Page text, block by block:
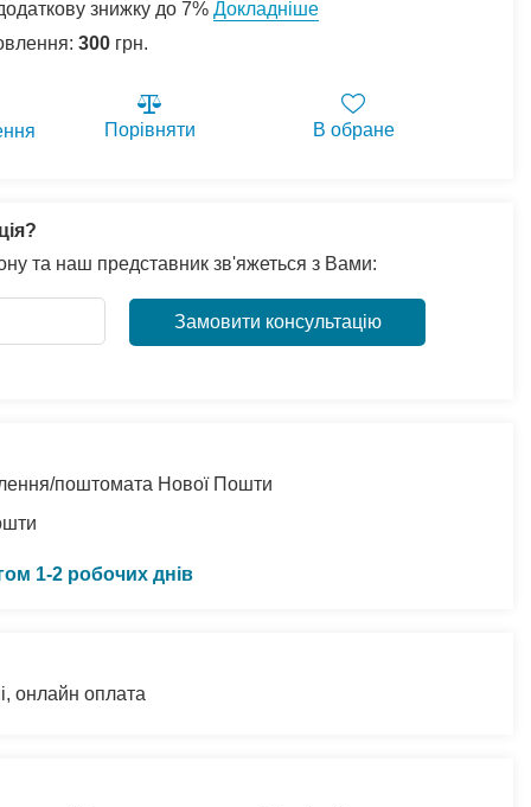
знижку до 7% Докладніше
300 грн.
Порівняти В обране
та наш представник зв'яжеться з Вами:
Замовити консультацію
поштомата Нової Пошти
1-2 робочих днів
онлайн оплата